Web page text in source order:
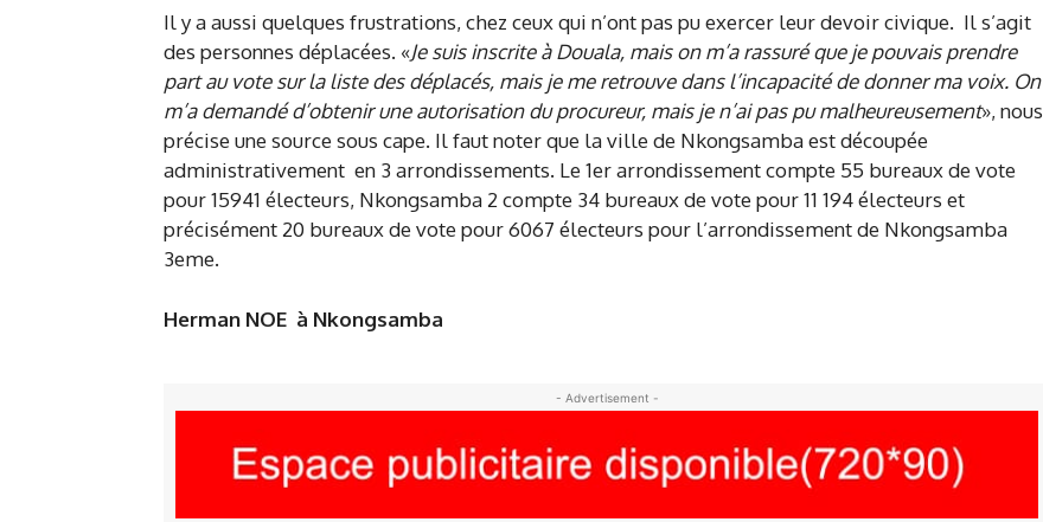
Il y a aussi quelques frustrations, chez ceux qui n’ont pas pu exercer leur devoir civique. Il s’agit
des personnes déplacées. «Je suis inscrite à Douala, mais on m’a rassuré que je pouvais prendre
part au vote sur la liste des déplacés, mais je me retrouve dans l’incapacité de donner ma voix. On
m’a demandé d’obtenir une autorisation du procureur, mais je n’ai pas pu malheureusement», nous
précise une source sous cape. Il faut noter que la ville de Nkongsamba est découpée
administrativement en 3 arrondissements. Le 1er arrondissement compte 55 bureaux de vote
pour 15941 électeurs, Nkongsamba 2 compte 34 bureaux de vote pour 11 194 électeurs et
précisément 20 bureaux de vote pour 6067 électeurs pour l’arrondissement de Nkongsamba
3eme.
Herman NOE à Nkongsamba
- Advertisement -